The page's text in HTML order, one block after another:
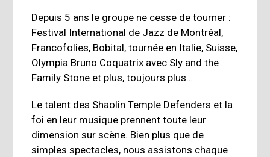
Depuis 5 ans le groupe ne cesse de tourner :
Festival International de Jazz de Montréal,
Francofolies, Bobital, tournée en Italie, Suisse,
Olympia Bruno Coquatrix avec Sly and the
Family Stone et plus, toujours plus…
Le talent des Shaolin Temple Defenders et la
foi en leur musique prennent toute leur
dimension sur scène. Bien plus que de
simples spectacles, nous assistons chaque